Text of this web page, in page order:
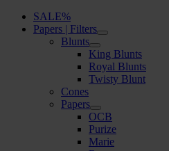
SALE%
Papers | Filters
Blunts
King Blunts
Royal Blunts
Twisty Blunt
Cones
Papers
OCB
Purize
Marie